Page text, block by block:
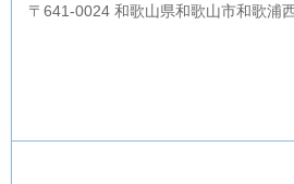
〒641-0024 和歌山県和歌山市和歌浦